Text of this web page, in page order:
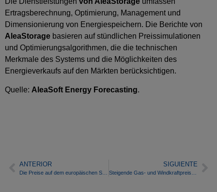
Ertragsberechnung, Optimierung, Management und
Dimensionierung von Energiespeichern. Die Berichte von
AleaStorage basieren auf stündlichen Preissimulationen
und Optimierungsalgorithmen, die die technischen
Merkmale des Systems und die Möglichkeiten des
Energieverkaufs auf den Märkten berücksichtigen.
Quelle: AleaSoft Energy Forecasting.
ANTERIOR SIGUIENTE